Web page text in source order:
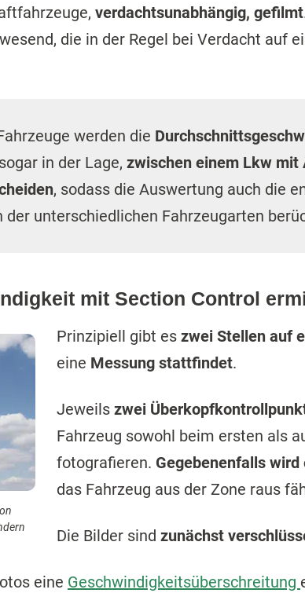
verdachtsunabhängig, gefilmt
die in der Regel bei Verdacht auf
werden die
in der Lage, zwischen einem Lkw mit
, sodass die Auswertung auch die
unterschiedlichen Fahrzeugarten
mit Section Control
Prinzipiell gibt eszwei Stellen auf
eine Messung stattfindet.
Jeweilszwei
Fahrzeug sowohl beim ersten als
fotografieren. Gegebenenfalls
das Fahrzeug aus der Zone raus
Die Bilder sindzunächst
eine Geschwindigkeitsüberschreitung